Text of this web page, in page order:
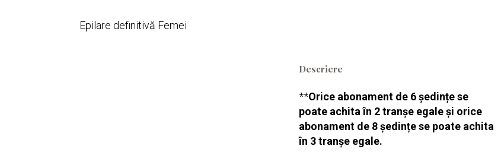
Epilare definitivă Femei
Descriere
**Orice abonament de 6 ședințe se
poate achita în 2 tranșe egale și orice
abonament de 8 ședințe se poate achita
în 3 tranșe egale.